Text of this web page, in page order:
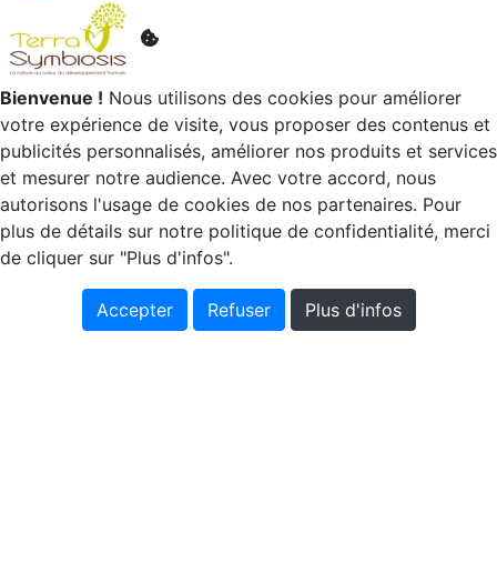
Bienvenue ! Nous utilisons des cookies pour améliorer
votre expérience de visite, vous proposer des contenus et
publicités personnalisés, améliorer nos produits et services
et mesurer notre audience. Avec votre accord, nous
autorisons l'usage de cookies de nos partenaires. Pour
plus de détails sur notre politique de confidentialité, merci
de cliquer sur "Plus d'infos".
Accepter Refuser Plus d'infos